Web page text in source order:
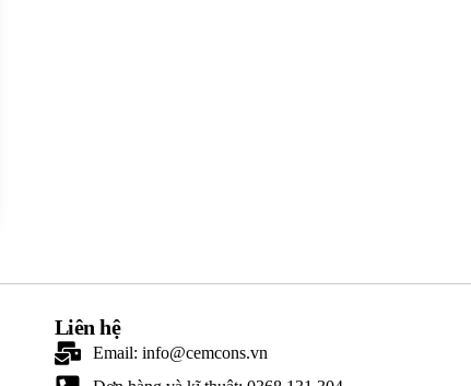
Liên hệ
Email: info@cemcons.vn